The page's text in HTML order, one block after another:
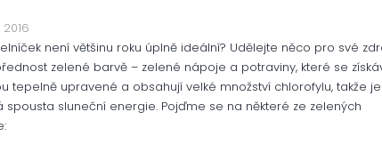
není většinu roku úplně ideální? Udělejte něco pro své
zelené barvě – zelené nápoje a potraviny, které se
tepelně upravené a obsahují velké množství chlorofylu, takže je
spousta sluneční energie. Pojďme se na některé ze zelených